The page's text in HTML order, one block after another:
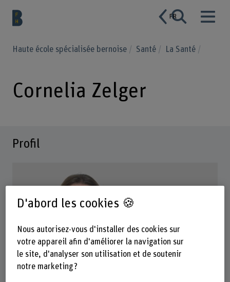
FR
Haute école spécialisée bernoise Santé La Santé
Cornelia Zelger
Profil
D'abord les cookies 🍪
Nous autorisez-vous d'installer des cookies sur
votre appareil afin d'améliorer la navigation sur
le site, d'analyser son utilisation et de soutenir
notre marketing ?